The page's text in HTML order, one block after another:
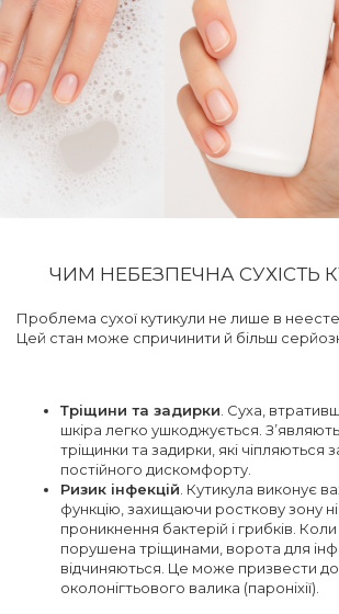
ЧИМ НЕБЕЗПЕЧНА СУХІСТЬ
Проблема сухої кутикули не лише в
Цей стан може спричинити й більш
Тріщини та задирки . Суха,
шкіра легко ушкоджується.
тріщинки та задирки, які чіпляються
постійного дискомфорту.
Ризик інфекцій . Кутикула виконує
функцію, захищаючи росткову зону
проникнення бактерій і грибків. Коли
порушена тріщинами, ворота для
відчиняються. Це може призвести
околонігтьового валика (пароніхії).